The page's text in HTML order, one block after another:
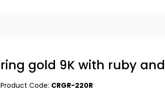
ring gold 9K with ruby and
Product Code: CRGR-220R